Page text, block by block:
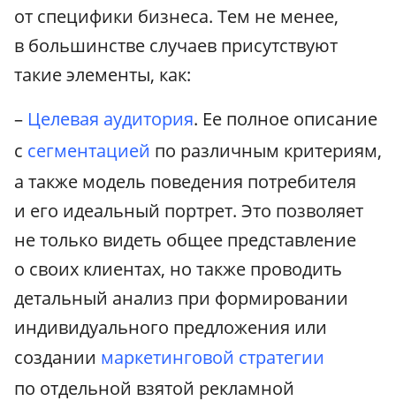
от специфики бизнеса. Тем не менее,
в большинстве случаев присутствуют
такие элементы, как:
– Целевая аудитория. Ее полное описание
с сегментацией по различным критериям,
а также модель поведения потребителя
и его идеальный портрет. Это позволяет
не только видеть общее представление
о своих клиентах, но также проводить
детальный анализ при формировании
индивидуального предложения или
создании маркетинговой стратегии
по отдельной взятой рекламной